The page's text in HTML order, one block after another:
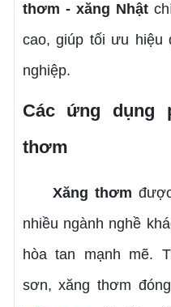
thơm - xăng Nhật
cao, giúp tối ưu hiệu
nghiệp.
Các ứng dụng
thơm
Xăng thơm
nhiều ngành nghề
hòa tan mạnh mẽ.
sơn, xăng thơm